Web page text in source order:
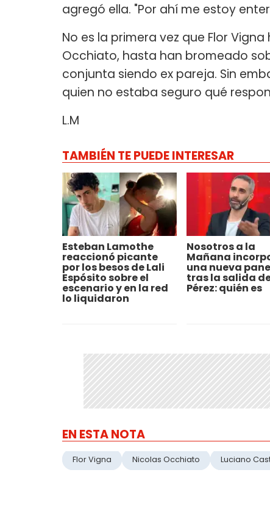
agregó ella. "Por ahí me estoy
No es la primera vez que Flor
Occhiato, hasta han bromeado
conjunta siendo ex pareja. Sin
quien no estaba seguro qué
L.M
TAMBIÉN TE PUEDE INTERESAR
Esteban Lamothe
reaccionó picante
por los besos de Lali
Espósito sobre el
escenario y en la red
lo liquidaron
Nosotros a la
Mañana
una nueva
tras la salida
Pérez: quién es
EN ESTA NOTA
Flor Vigna Nicolas Occhiato Luciano